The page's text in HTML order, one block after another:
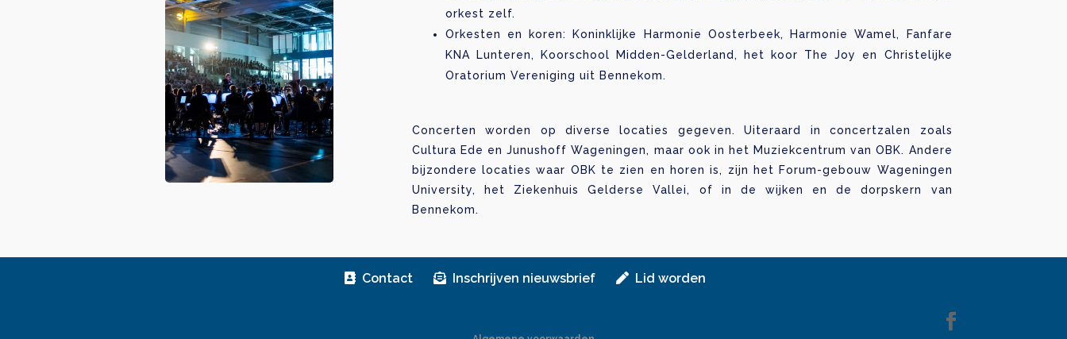
orkest zelf.
Orkesten en koren: Koninklijke Harmonie Oosterbeek, Harmonie Wamel, Fanfare
KNA Lunteren, Koorschool Midden-Gelderland, het koor The Joy en Christelijke
Oratorium Vereniging uit Bennekom.
Concerten worden op diverse locaties gegeven. Uiteraard in concertzalen zoals
Cultura Ede en Junushoff Wageningen, maar ook in het Muziekcentrum van OBK. Andere
bijzondere locaties waar OBK te zien en horen is, zijn het Forum-gebouw Wageningen
University, het Ziekenhuis Gelderse Vallei, of in de wijken en de dorpskern van
Bennekom.
Contact Inschrijven nieuwsbrief Lid worden